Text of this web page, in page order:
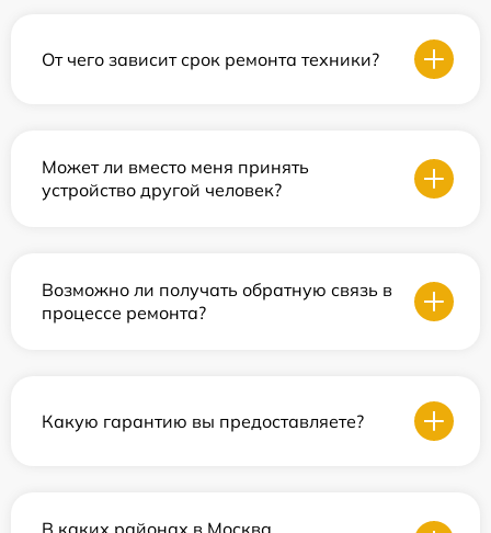
От чего зависит срок ремонта техники?
Может ли вместо меня принять
устройство другой человек?
Возможно ли получать обратную связь в
процессе ремонта?
Какую гарантию вы предоставляете?